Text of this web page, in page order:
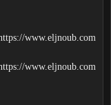
www.eljnoub.com
www.eljnoub.com